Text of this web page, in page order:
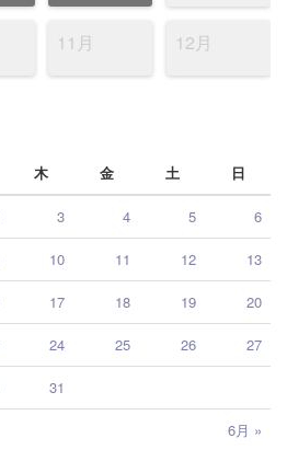
11月 12月
木 金 土 日
6月 »
3 4 5 6
10 11 12 13
17 18 19 20
24 25 26 27
31